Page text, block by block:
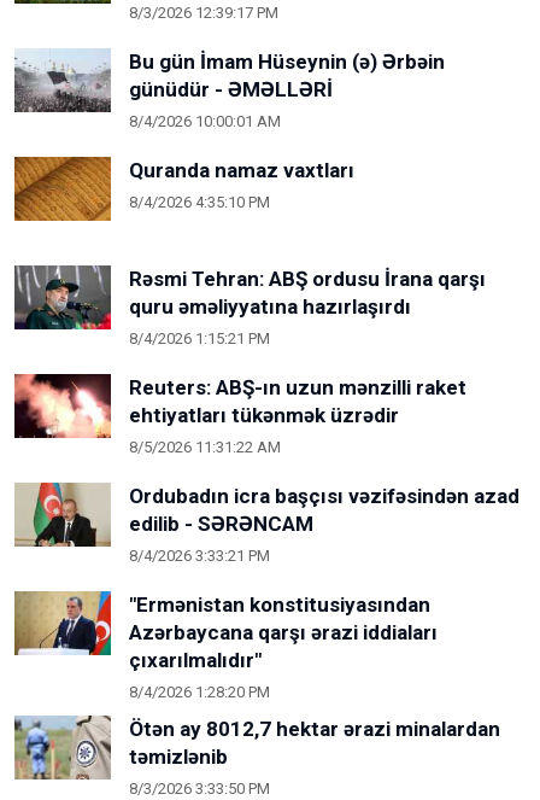
8/3/2026 12:39:17 PM
Bu gün İmam Hüseynin (ə) Ərbəin
günüdür - ƏMƏLLƏRİ
8/4/2026 10:00:01 AM
Quranda namaz vaxtları
8/4/2026 4:35:10 PM
Rəsmi Tehran: ABŞ ordusu İrana qarşı
quru əməliyyatına hazırlaşırdı
8/4/2026 1:15:21 PM
Reuters: ABŞ-ın uzun mənzilli raket
ehtiyatları tükənmək üzrədir
8/5/2026 11:31:22 AM
Ordubadın icra başçısı vəzifəsindən azad
edilib - SƏRƏNCAM
8/4/2026 3:33:21 PM
"Ermənistan konstitusiyasından
Azərbaycana qarşı ərazi iddiaları
çıxarılmalıdır"
8/4/2026 1:28:20 PM
Ötən ay 8012,7 hektar ərazi minalardan
təmizlənib
8/3/2026 3:33:50 PM